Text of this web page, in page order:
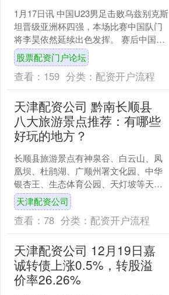
1月17日讯 中国U23男足击败乌兹别克斯
坦晋级亚洲杯四强，本场比赛中国队门
将李昊依然延续出色发挥。 赛后中国队
替补门将霍深坪更新社交媒体股票配资
门户论坛，晒出....
股票配资门户论坛
查看： 159 分类： 配资开户流程
天津配资公司 黔南长顺县
八大旅游景点推荐：有哪些
好玩的地方？
长顺县旅游景点有神泉谷、白云山、凤
凰坝、杜鹃湖、广顺州署文化园、中华
银杏王、生态体育公园、天灯坡等天津
配资公司。 1、神泉谷 神泉谷景区位于
距离长顺县城仅11公....
天津配资公司
查看： 78 分类： 配资开户流程
天津配资公司 12月19日嘉
诚转债上涨0.5%，转股溢
价率26.26%